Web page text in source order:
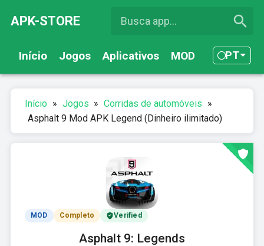
APK-STORE
Início Jogos Aplicativos MOD PT
Início » Jogos » Corridas de automóveis »
Asphalt 9 Mod APK Legend (Dinheiro ilimitado)
MOD Completo Verified
Asphalt 9: Legends